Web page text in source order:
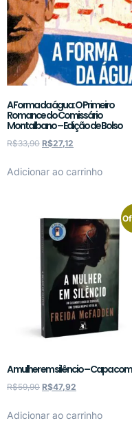
A Forma da água: O Primeiro
Romance do Comissário
Montalbano – Edição de Bolso
R$33,90 R$27,12
Adicionar ao carrinho
A mulher em silêncio – Capa
R$59,90 R$47,92
Adicionar ao carrinho